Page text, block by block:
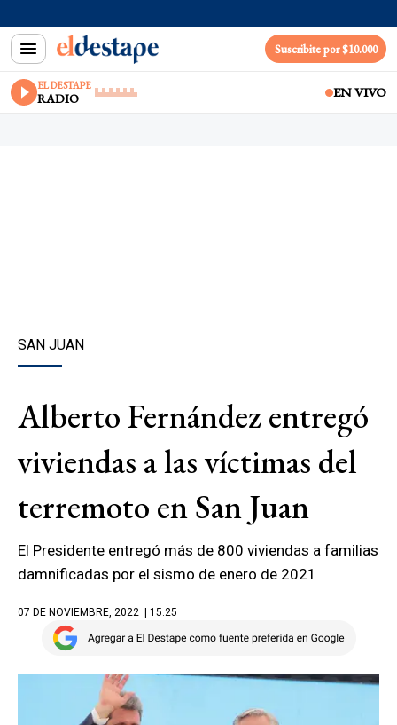
Suscribite por $10.000
EL DESTAPE
RADIO EN VIVO
SAN JUAN
Alberto Fernández entregó
viviendas a las víctimas del
terremoto en San Juan
El Presidente entregó más de 800 viviendas a familias
damnificadas por el sismo de enero de 2021
07 DE NOVIEMBRE, 2022 | 15.25